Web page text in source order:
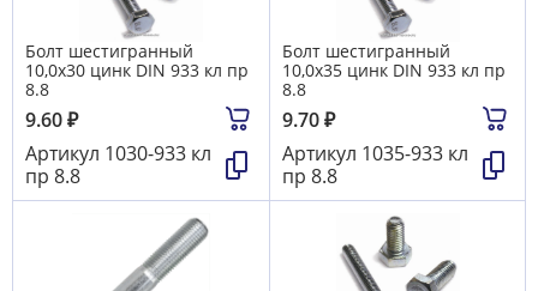
Болт шестигранный
10,0х30 цинк DIN 933 кл пр
8.8
9.60₽
Артикул 1030-933 кл
пр 8.8
Болт шестигранный
10,0х35 цинк DIN 933 кл пр
8.8
9.70₽
Артикул 1035-933 кл
пр 8.8